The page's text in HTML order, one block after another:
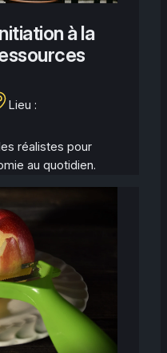
à la
Lieu :
réalistes pour
au quotidien.